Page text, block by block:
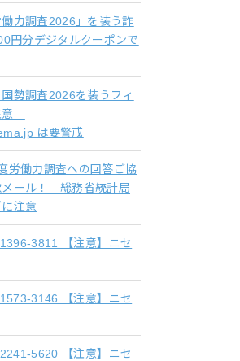
働力調査2026」を装う詐
円分デジタルクーポンで
国勢調査2026を装うフィ
意
は要警戒
労働力調査への回答ご協
メール！ 総務省統計局
注意
3811 【注意】ニセ
3146 【注意】ニセ
5620 【注意】ニセ